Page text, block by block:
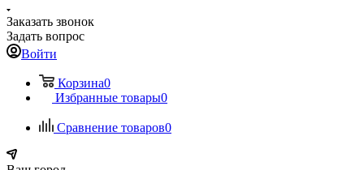
Заказать звонок
Задать вопрос
Войти
Корзина0
Избранные товары0
Сравнение товаров0